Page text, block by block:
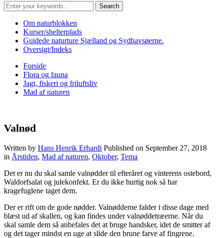
Search
for:
Om naturblokken
Kurser/shelterplads
Guidede naturture Sjælland og Sydhavsøerne.
Oversigt/Indeks
Forside
Flora og fauna
Jagt, fiskeri og friluftsliv
Mad af naturen
Valnød
Written by Hans Henrik Erhardi Published on September 27, 2018
in Årstiden, Mad af naturen, Oktober, Tema
Det er nu du skal samle valnødder til efteråret og vinterens ostebord,
Waldorfsalat og julekonfekt. Er du ikke hurtig nok så har
kragefuglene taget dem.
Der er rift om de gode nødder. Valnødderne falder i disse dage med
blæst ud af skallen, og kan findes under valnøddetræerne. Når du
skal samle dem så anbefales det at bruge handsker, idet de smitter af
og det tager mindst en uge at slide den brune farve af fingrene.